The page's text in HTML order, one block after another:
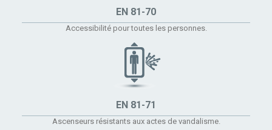
EN 81-70
Accessibilité pour toutes les personnes.
EN 81-71
Ascenseurs résistants aux actes de vandalisme.